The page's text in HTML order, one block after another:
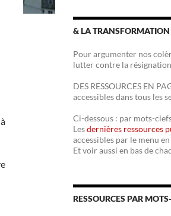
& LA TRANSFORMATION
Pour argumenter nos
lutter contre la
DES RESSOURCES EN
accessibles dans tous les
Ci-dessous : par mots-
Lesdernières ressources
accessibles par le menu
Et voir aussi en bas de
RESSOURCES PAR